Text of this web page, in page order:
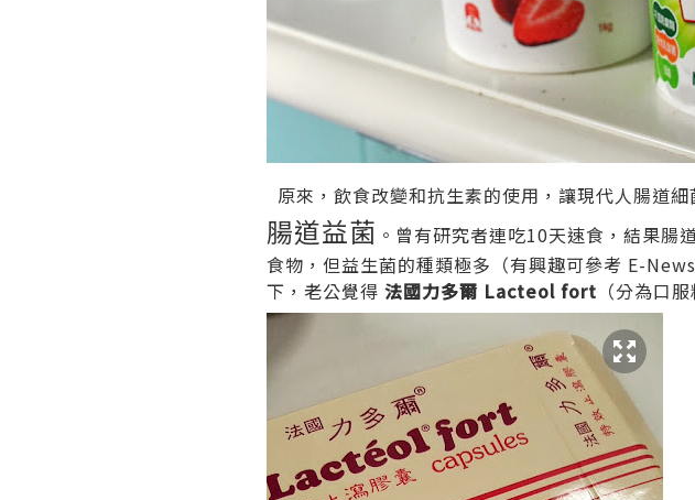
原來，飲食改變和抗生素的使用，讓現代人腸道
腸道益菌 。曾有研究者連吃10天速食，結果腸
食物，但益生菌的種類極多（有興趣可參考 E-News
下，老公覺得 法國力多爾 Lacteol fort （分為口